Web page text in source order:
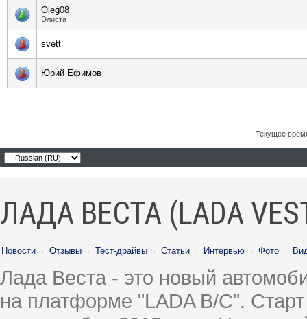
Oleg08
Элиста
svett
Юрий Ефимов
Текущее
ЛАДА ВЕСТА (LADA
Новости · Отзывы · Тест-драйвы · Статьи · Интервью · Фото ·
Лада Веста - это новый
на платформе "LADA B/C".